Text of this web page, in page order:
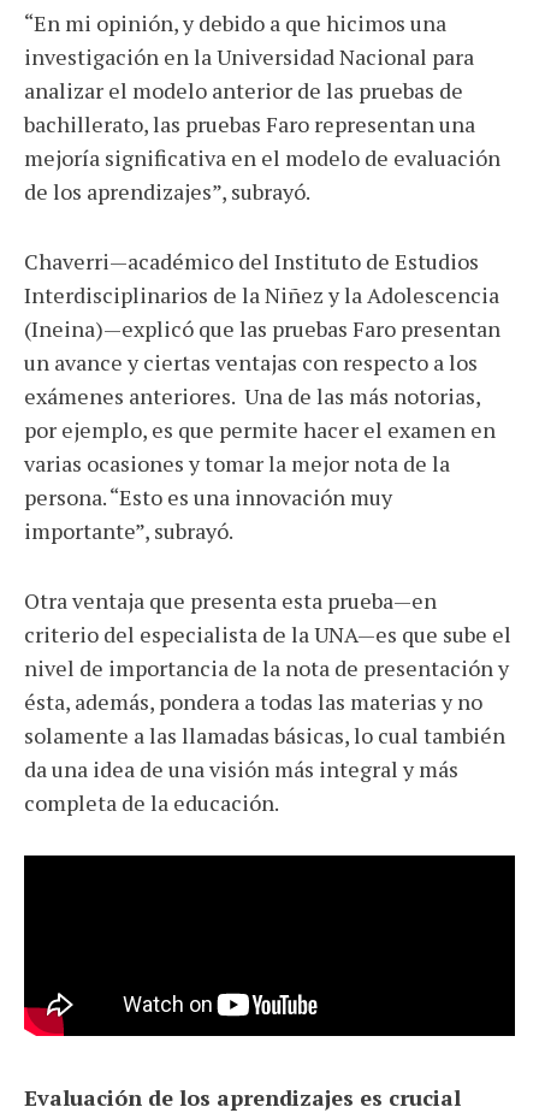
“En mi opinión, y debido a que hicimos una
investigación en la Universidad Nacional para
analizar el modelo anterior de las pruebas de
bachillerato,las pruebas Faro representan una
mejoría significativa en el modelo de evaluación
de los aprendizajes”, subrayó.
Chaverri—académico del Instituto de Estudios
Interdisciplinarios de la Niñez y la Adolescencia
(Ineina)—explicó que las pruebas Faro presentan
un avance y ciertas ventajas con respecto a los
exámenes anteriores. Una de las más notorias,
por ejemplo, es que permite hacer el examen en
varias ocasiones y tomar la mejor nota de la
persona. “Esto es una innovación muy
importante”, subrayó.
Otra ventaja que presenta esta prueba—en
criterio del especialista de la UNA—es que sube el
nivel de importancia de la nota de presentación y
ésta, además, pondera a todas las materias y no
solamente a las llamadas básicas, lo cual también
da una idea de una visión más integral y más
completa de la educación.
Evaluación de los aprendizajes es crucial